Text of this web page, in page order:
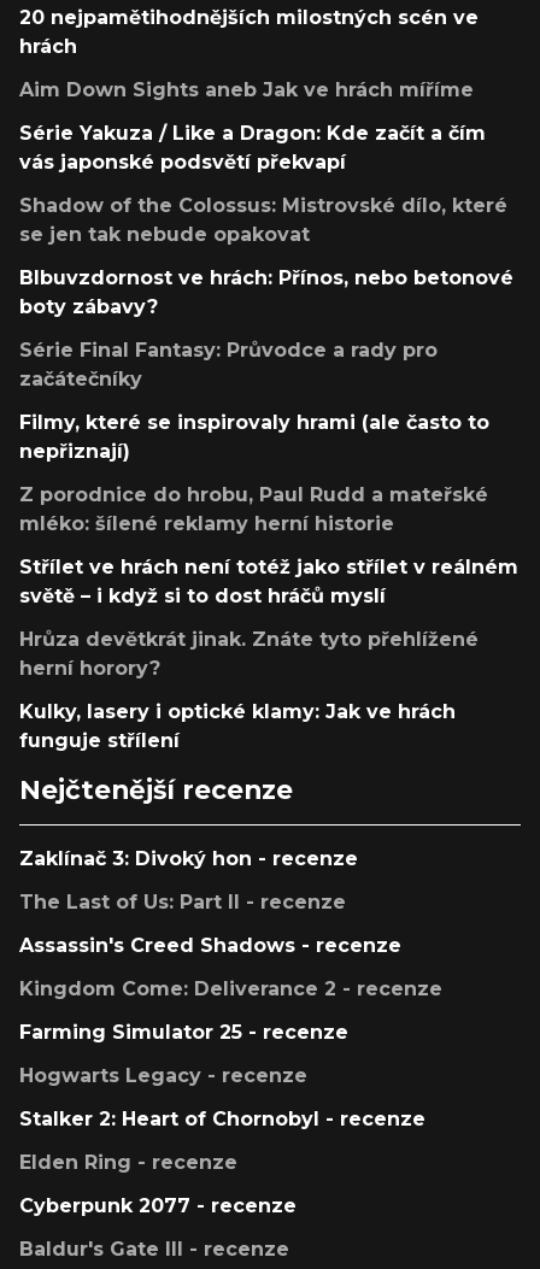
20 nejpamětihodnějších milostných scén ve
hrách
Aim Down Sights aneb Jak ve hrách míříme
Série Yakuza / Like a Dragon: Kde začít a čím
vás japonské podsvětí překvapí
Shadow of the Colossus: Mistrovské dílo, které
se jen tak nebude opakovat
Blbuvzdornost ve hrách: Přínos, nebo betonové
boty zábavy?
Série Final Fantasy: Průvodce a rady pro
začátečníky
Filmy, které se inspirovaly hrami (ale často to
nepřiznají)
Z porodnice do hrobu, Paul Rudd a mateřské
mléko: šílené reklamy herní historie
Střílet ve hrách není totéž jako střílet v reálném
světě – i když si to dost hráčů myslí
Hrůza devětkrát jinak. Znáte tyto přehlížené
herní horory?
Kulky, lasery i optické klamy: Jak ve hrách
funguje střílení
Nejčtenější recenze
Zaklínač 3: Divoký hon - recenze
The Last of Us: Part II - recenze
Assassin's Creed Shadows - recenze
Kingdom Come: Deliverance 2 - recenze
Farming Simulator 25 - recenze
Hogwarts Legacy - recenze
Stalker 2: Heart of Chornobyl - recenze
Elden Ring - recenze
Cyberpunk 2077 - recenze
Baldur's Gate III - recenze